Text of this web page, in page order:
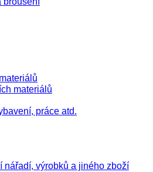
materiálů
práce atd.
výrobků a jiného zboží